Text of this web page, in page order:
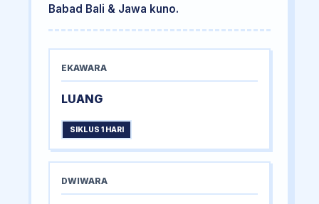
Babad Bali & Jawa kuno.
EKAWARA
LUANG
SIKLUS 1 HARI
DWIWARA